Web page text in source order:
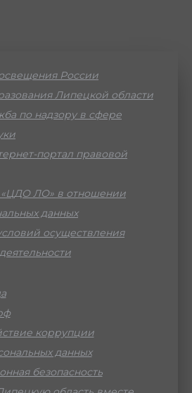
России
Липецкой области
по надзору в сфере
портал правовой
ЛО» в отношении
данных
осуществления
коррупции
данных
безопасность